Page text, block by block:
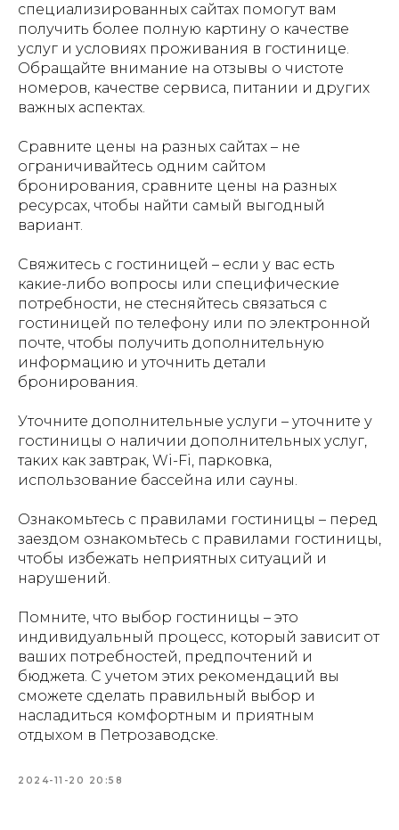
специализированных сайтах помогут вам
получить более полную картину о качестве
услуг и условиях проживания в гостинице.
Обращайте внимание на отзывы о чистоте
номеров, качестве сервиса, питании и других
важных аспектах.
Сравните цены на разных сайтах – не
ограничивайтесь одним сайтом
бронирования, сравните цены на разных
ресурсах, чтобы найти самый выгодный
вариант.
Свяжитесь с гостиницей – если у вас есть
какие-либо вопросы или специфические
потребности, не стесняйтесь связаться с
гостиницей по телефону или по электронной
почте, чтобы получить дополнительную
информацию и уточнить детали
бронирования.
Уточните дополнительные услуги – уточните у
гостиницы о наличии дополнительных услуг,
таких как завтрак, Wi-Fi, парковка,
использование бассейна или сауны.
Ознакомьтесь с правилами гостиницы – перед
заездом ознакомьтесь с правилами гостиницы,
чтобы избежать неприятных ситуаций и
нарушений.
Помните, что выбор гостиницы – это
индивидуальный процесс, который зависит от
ваших потребностей, предпочтений и
бюджета. С учетом этих рекомендаций вы
сможете сделать правильный выбор и
насладиться комфортным и приятным
отдыхом в Петрозаводске.
2024-11-20 20:58